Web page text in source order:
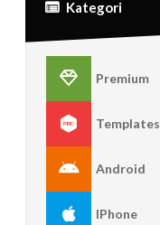
Kategori
Premium
Templates
Android
IPhone